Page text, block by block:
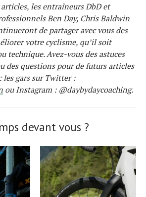
les entraîneurs DbD et
Ben Day, Chris Baldwin
de partager avec vous des
votre cyclisme, qu’il soit
technique. Avez-vous des astuces
des questions pour de futurs articles
les gars sur Twitter :
ou Instagram : @daybydaycoaching.
devant vous ?